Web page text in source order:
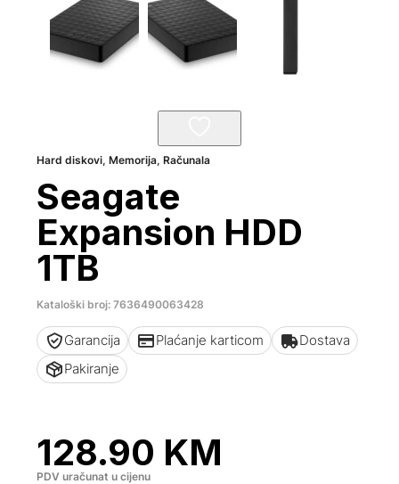
Hard diskovi,Memorija,Računala
Seagate
Expansion HDD
1TB
Kataloški broj: 7636490063428
Garancija Plaćanje karticom
Dostava
Pakiranje
128.90 KM
PDV uračunat u cijenu